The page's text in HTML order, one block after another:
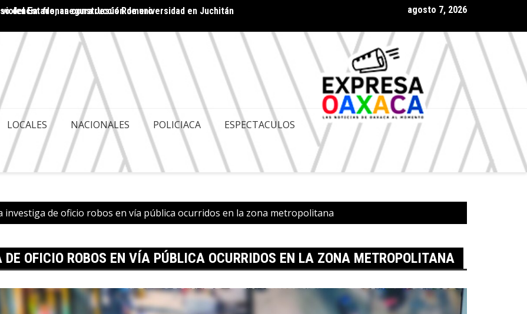
frenan construcción de universidad en Juchitán
ES POLITIQUERÍA; HAY GOBERNABILIDAD Y
Cuenta Gobernador de Oaxaca Salomón Jara Cruz con amplia
agosto 7, 2026
LOCALES NACIONALES POLICIACA ESPECTACULOS
investiga de oficio robos en vía pública ocurridos en la zona metropolitana
OFICIO ROBOS EN VÍA PÚBLICA OCURRIDOS EN LA ZONA METROPOLITANA